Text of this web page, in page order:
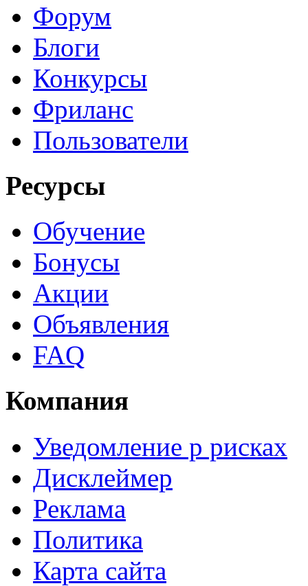
Форум
Блоги
Конкурсы
Фриланс
Пользователи
Ресурсы
Обучение
Бонусы
Акции
Объявления
FAQ
Компания
Уведомление р рисках
Дисклеймер
Реклама
Политика
Карта сайта